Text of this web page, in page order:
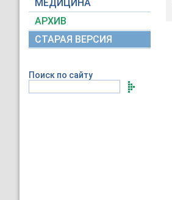
МЕДИЦИНА
АРХИВ
СТАРАЯ ВЕРСИЯ
Поиск по сайту